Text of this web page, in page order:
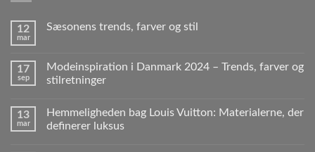
12
mar
Sæsonens trends, farver og stil
17
sep
Modeinspiration i Danmark 2024 – Trends, farver og
stilretninger
13
mar
Hemmeligheden bag Louis Vuitton: Materialerne, der
definerer luksus